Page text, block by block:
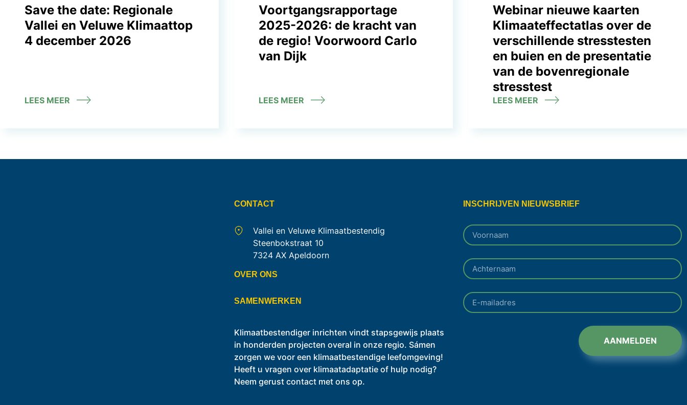
Save the date: Regionale
Vallei en Veluwe Klimaattop
4 december 2026
LEES MEER
Voortgangsrapportage
2025-2026: de kracht van
de regio! Voorwoord Carlo
van Dijk
LEES MEER
Webinar nieuwe kaarten
Klimaateffectatlas over de
verschillende stresstesten
en buien en de presentatie
van de bovenregionale
stresstest
LEES MEER
CONTACT
Vallei en Veluwe Klimaatbestendig
Steenbokstraat 10
7324 AX Apeldoorn
OVER ONS
SAMENWERKEN
Klimaatbestendiger inrichten vindt stapsgewijs plaats
in honderden projecten overal in onze regio. Sámen
zorgen we voor een klimaatbestendige leefomgeving!
Heeft u vragen over klimaatadaptatie of hulp nodig?
Neem gerust contact met ons op.
INSCHRIJVEN NIEUWSBRIEF
AANMELDEN